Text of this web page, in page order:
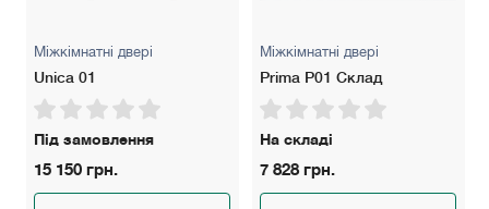
Міжкімнатні двері
Unica 01
Під замовлення
15 150 грн.
Міжкімнатні двері
Prima P01 Склад
На складі
7 828 грн.